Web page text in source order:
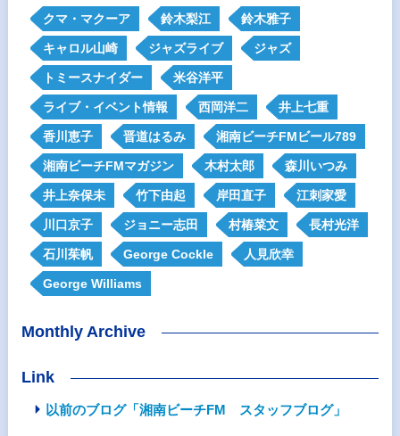
クマ・マクーア 鈴木梨江 鈴木雅子
キャロル山崎 ジャズライブ ジャズ
トミースナイダー 米谷洋平
ライブ・イベント情報 西岡洋二 井上七重
香川恵子 晋道はるみ 湘南ビーチFMビール789
湘南ビーチFMマガジン 木村太郎 森川いつみ
井上奈保未 竹下由起 岸田直子 江刺家愛
川口京子 ジョニー志田 村椿菜文 長村光洋
石川茱帆 George Cockle 人見欣幸
George Williams
Monthly Archive
Link
以前のブログ「湘南ビーチFM スタッフブログ」